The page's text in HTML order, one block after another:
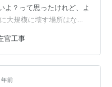
よ？って思ったけれど、よ
大規模に壊す場所はなか
だけど」 あ、そういえ
。 すっかり忘れてた。 解
、一旦予算に入れておく
ションにおける左官工事
官工事
年前